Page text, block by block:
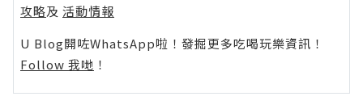
攻略及 活動情報
U Blog開咗WhatsApp啦！發掘更多吃喝玩樂資訊！
Follow 我哋 ！